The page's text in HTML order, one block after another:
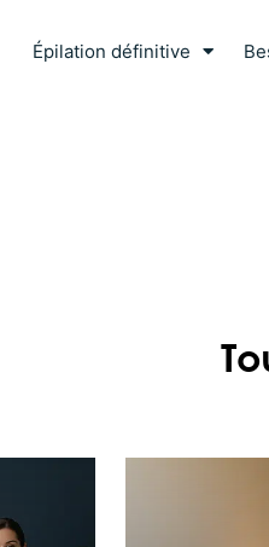
Épilation définitive